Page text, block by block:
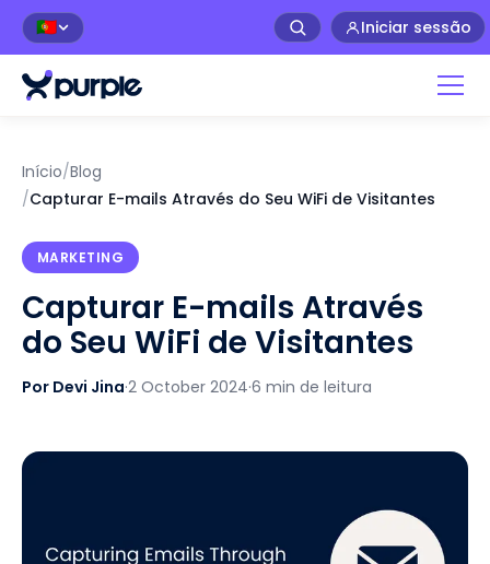
🇵🇹 Iniciar sessão
Início/Blog
/Capturar E-mails Através do Seu WiFi de Visitantes
MARKETING
Capturar E-mails Através
do Seu WiFi de Visitantes
Por Devi Jina·2 October 2024·6 min de leitura